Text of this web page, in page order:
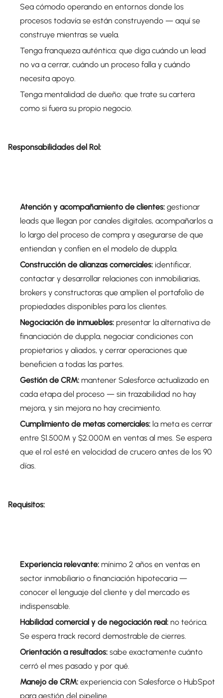
Sea cómodo operando en entornos donde los
procesos todavía se están construyendo — aquí se
construye mientras se vuela.
Tenga franqueza auténtica: que diga cuándo un lead
no va a cerrar, cuándo un proceso falla y cuándo
necesita apoyo.
Tenga mentalidad de dueño: que trate su cartera
como si fuera su propio negocio.
Responsabilidades del Rol:
Atención y acompañamiento de clientes: gestionar
leads que llegan por canales digitales, acompañarlos a
lo largo del proceso de compra y asegurarse de que
entiendan y confíen en el modelo de duppla.
Construcción de alianzas comerciales: identificar,
contactar y desarrollar relaciones con inmobiliarias,
brokers y constructoras que amplíen el portafolio de
propiedades disponibles para los clientes.
Negociación de inmuebles: presentar la alternativa de
financiación de duppla, negociar condiciones con
propietarios y aliados, y cerrar operaciones que
beneficien a todas las partes.
Gestión de CRM: mantener Salesforce actualizado en
cada etapa del proceso — sin trazabilidad no hay
mejora, y sin mejora no hay crecimiento.
Cumplimiento de metas comerciales: la meta es cerrar
entre $1.500M y $2.000M en ventas al mes. Se espera
que el rol esté en velocidad de crucero antes de los 90
días.
Requisitos:
Experiencia relevante: mínimo 2 años en ventas en
sector inmobiliario o financiación hipotecaria —
conocer el lenguaje del cliente y del mercado es
indispensable.
Habilidad comercial y de negociación real: no teórica.
Se espera track record demostrable de cierres.
Orientación a resultados: sabe exactamente cuánto
cerró el mes pasado y por qué.
Manejo de CRM: experiencia con Salesforce o HubSpot
para gestión del pipeline.